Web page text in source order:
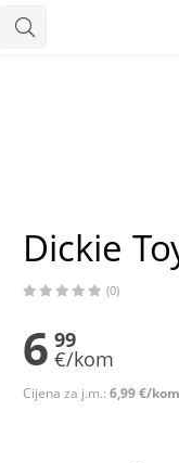
Dickie
(0)
6 99
€/kom
Cijena za j.m.: 6,99 €/kom